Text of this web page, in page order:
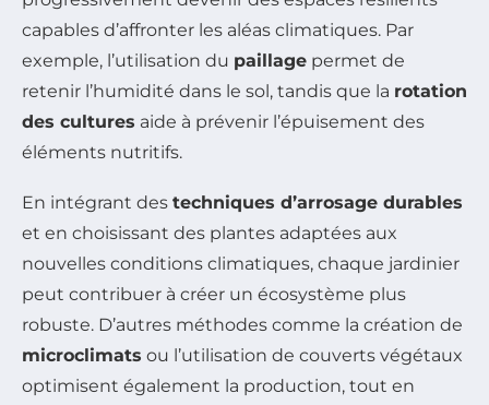
capables d’affronter les aléas climatiques. Par
exemple, l’utilisation du paillage permet de
retenir l’humidité dans le sol, tandis que la rotation
des cultures aide à prévenir l’épuisement des
éléments nutritifs.
En intégrant des techniques d’arrosage durables
et en choisissant des plantes adaptées aux
nouvelles conditions climatiques, chaque jardinier
peut contribuer à créer un écosystème plus
robuste. D’autres méthodes comme la création de
microclimats ou l’utilisation de couverts végétaux
optimisent également la production, tout en